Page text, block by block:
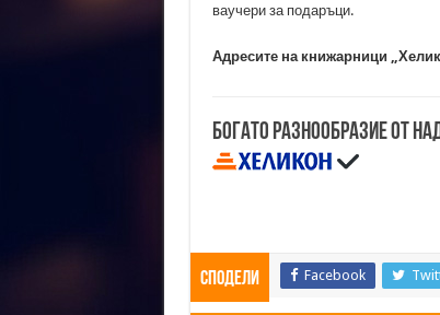
ваучери за подаръци.
Адресите на книжарници
Богато разнообразие от
Сподели Facebook